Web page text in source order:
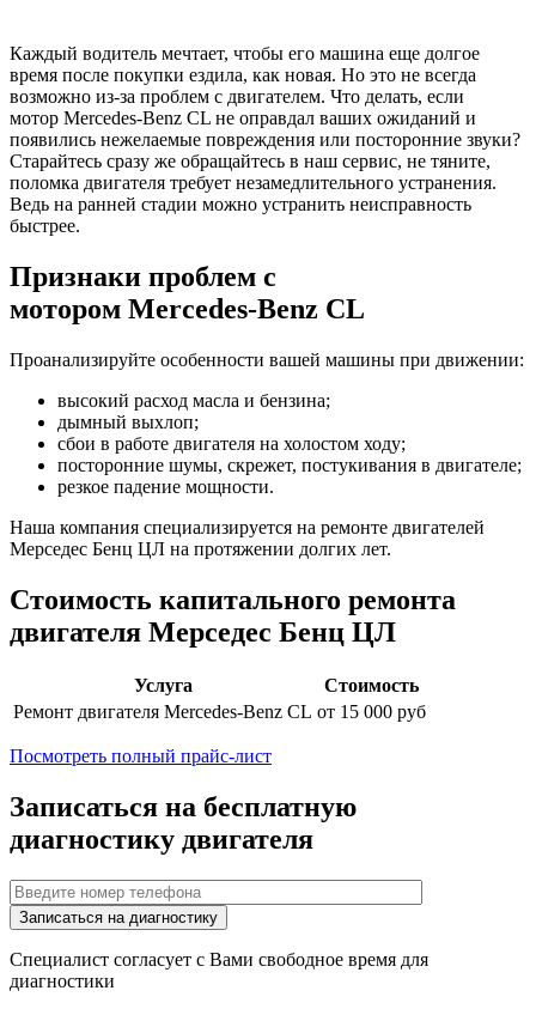
Каждый водитель мечтает, чтобы его машина еще долгое
время после покупки ездила, как новая. Но это не всегда
возможно из-за проблем с двигателем. Что делать, если
мотор Mercedes-Benz CL не оправдал ваших ожиданий и
появились нежелаемые повреждения или посторонние звуки?
Старайтесь сразу же обращайтесь в наш сервис, не тяните,
поломка двигателя требует незамедлительного устранения.
Ведь на ранней стадии можно устранить неисправность
быстрее.
Признаки проблем с
мотором Mercedes-Benz CL
Проанализируйте особенности вашей машины при движении:
высокий расход масла и бензина;
дымный выхлоп;
сбои в работе двигателя на холостом ходу;
посторонние шумы, скрежет, постукивания в двигателе;
резкое падение мощности.
Наша компания специализируется на ремонте двигателей
Мерседес Бенц ЦЛ на протяжении долгих лет.
Стоимость капитального ремонта
двигателя Мерседес Бенц ЦЛ
Услуга
Стоимость
Ремонт двигателя Mercedes-Benz CL от 15 000 руб
Посмотреть полный прайс-лист
Записаться на бесплатную
диагностику двигателя
Специалист согласует с Вами свободное время для
диагностики